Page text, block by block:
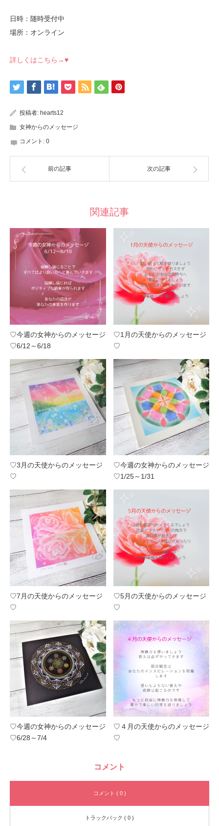
日時：随時受付中
場所：オンライン
詳しくはこちら→♥
投稿者: hearts12
女神からのメッセージ
コメント: 0
前の記事 次の記事
関連記事
♡今週の女神からのメッセージ
♡6/12～6/18
♡1月の天使からのメッセージ
♡
♡3月の天使からのメッセージ
♡
♡今週の女神からのメッセージ
♡1/25～1/31
♡7月の天使からのメッセージ
♡
♡5月の天使からのメッセージ
♡
♡今週の女神からのメッセージ
♡6/28～7/4
♡４月の天使からのメッセージ
♡
コメント
コメント ( 0 )
トラックバック ( 0 )